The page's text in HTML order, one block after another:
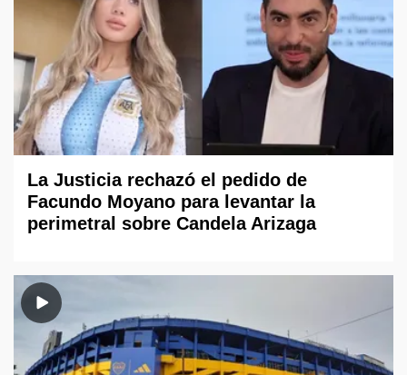
La Justicia rechazó el pedido de
Facundo Moyano para levantar la
perimetral sobre Candela Arizaga